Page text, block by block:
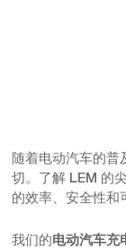
随着电动汽车的普
切。了解 LEM 的
的效率、安全性和
我们的电动汽车充